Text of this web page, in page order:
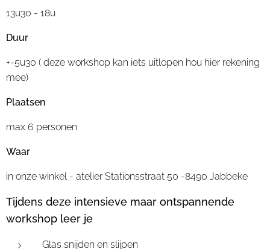
13u30 - 18u
Duur
+-5u30 ( deze workshop kan iets uitlopen hou hier rekening
mee)
Plaatsen
max 6 personen
Waar
in onze winkel - atelier Stationsstraat 50 -8490 Jabbeke
Tijdens deze intensieve maar ontspannende
workshop leer je
Glas snijden en slijpen